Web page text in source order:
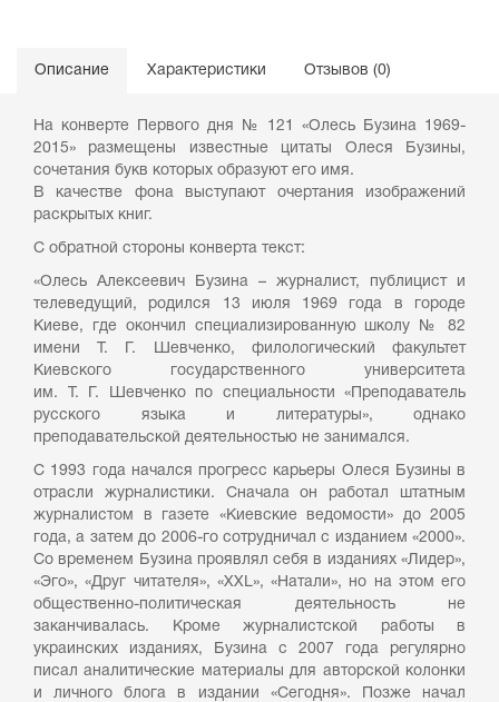
Описание Характеристики Отзывов (0)
На конверте Первого дня № 121 «Олесь Бузина 1969-
2015» размещены известные цитаты Олеся Бузины,
сочетания букв которых образуют его имя.
В качестве фона выступают очертания изображений
раскрытых книг.
С обратной стороны конверта текст:
«Олесь Алексеевич Бузина – журналист, публицист и
телеведущий, родился 13 июля 1969 года в городе
Киеве, где окончил специализированную школу № 82
имени Т. Г. Шевченко, филологический факультет
Киевского государственного университета
им. Т. Г. Шевченко по специальности «Преподаватель
русского языка и литературы», однако
преподавательской деятельностью не занимался.
С 1993 года начался прогресс карьеры Олеся Бузины в
отрасли журналистики. Сначала он работал штатным
журналистом в газете «Киевские ведомости» до 2005
года, а затем до 2006-го сотрудничал с изданием «2000».
Со временем Бузина проявлял себя в изданиях «Лидер»,
«Эго», «Друг читателя», «XXL», «Натали», но на этом его
общественно-политическая деятельность не
заканчивалась. Кроме журналистской работы в
украинских изданиях, Бузина с 2007 года регулярно
писал аналитические материалы для авторской колонки
и личного блога в издании «Сегодня». Позже начал